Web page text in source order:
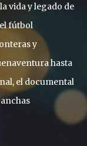
vida y legado de
fútbol
y
hasta
el documental